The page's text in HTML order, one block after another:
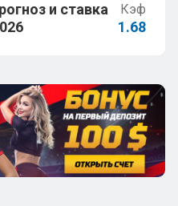
и ставка
Кэф
1.68